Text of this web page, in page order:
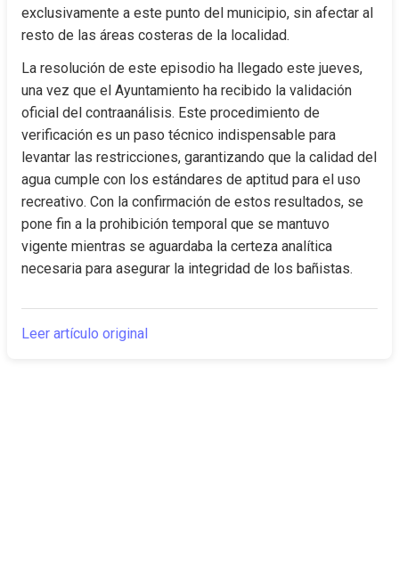
exclusivamente a este punto del municipio, sin afectar al
resto de las áreas costeras de la localidad.
La resolución de este episodio ha llegado este jueves,
una vez que el Ayuntamiento ha recibido la validación
oficial del contraanálisis. Este procedimiento de
verificación es un paso técnico indispensable para
levantar las restricciones, garantizando que la calidad del
agua cumple con los estándares de aptitud para el uso
recreativo. Con la confirmación de estos resultados, se
pone fin a la prohibición temporal que se mantuvo
vigente mientras se aguardaba la certeza analítica
necesaria para asegurar la integridad de los bañistas.
Leer artículo original